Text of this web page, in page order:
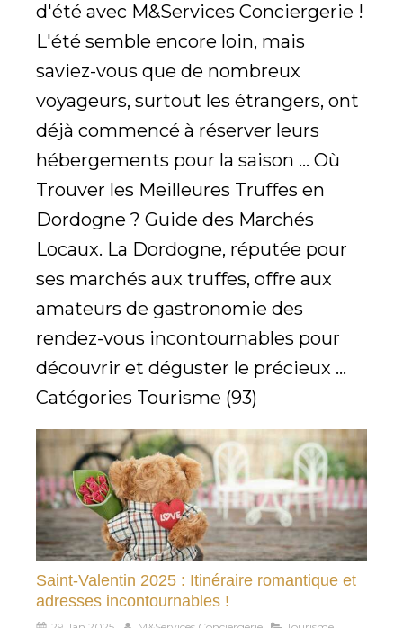
d'été avec M&Services Conciergerie !
L'été semble encore loin, mais
saviez-vous que de nombreux
voyageurs, surtout les étrangers, ont
déjà commencé à réserver leurs
hébergements pour la saison ... Où
Trouver les Meilleures Truffes en
Dordogne ? Guide des Marchés
Locaux. La Dordogne, réputée pour
ses marchés aux truffes, offre aux
amateurs de gastronomie des
rendez-vous incontournables pour
découvrir et déguster le précieux ...
Catégories Tourisme (93)
Saint-Valentin 2025 : Itinéraire romantique et
adresses incontournables !